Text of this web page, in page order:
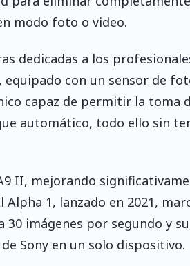
modo foto o video.
dedicadas a los
con un sensor de
capaz de permitir la toma
automático, todo ello sin
II, mejorando
1, lanzado en 2021,
imágenes por segundo y
Sony en un solo dispositivo.